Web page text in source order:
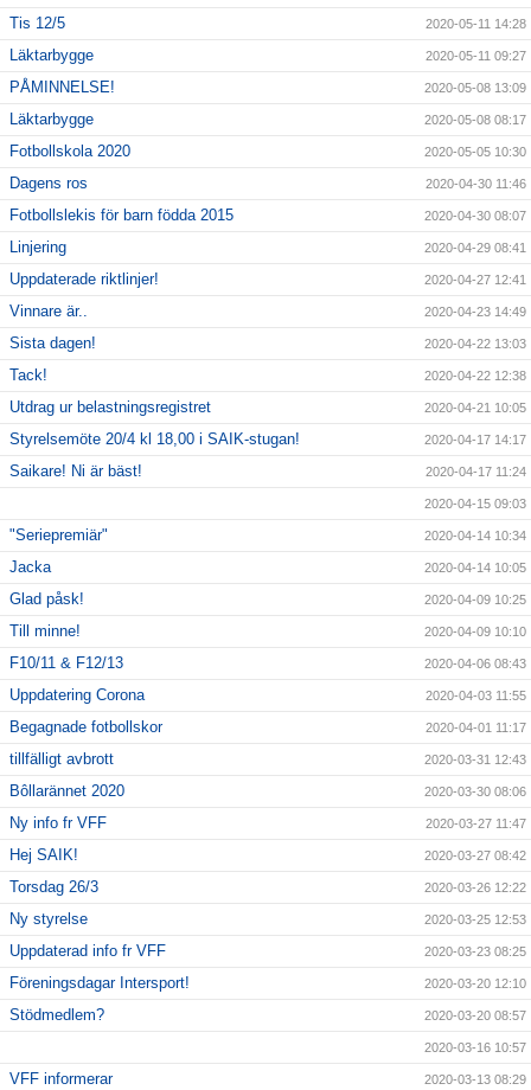
Tis 12/5
2020-05-11 14:28
Läktarbygge 2020-05-11 09:27
PÅMINNELSE! 2020-05-08 13:09
Läktarbygge 2020-05-08 08:17
Fotbollskola 2020 2020-05-05 10:30
Dagens ros 2020-04-30 11:46
Fotbollslekis för barn födda 2015 2020-04-30 08:07
Linjering 2020-04-29 08:41
Uppdaterade riktlinjer! 2020-04-27 12:41
Vinnare är.. 2020-04-23 14:49
Sista dagen! 2020-04-22 13:03
Tack! 2020-04-22 12:38
Utdrag ur belastningsregistret 2020-04-21 10:05
Styrelsemöte 20/4 kl 18,00 i SAIK-stugan! 2020-04-17 14:17
Saikare! Ni är bäst! 2020-04-17 11:24
2020-04-15 09:03
"Seriepremiär" 2020-04-14 10:34
Jacka 2020-04-14 10:05
Glad påsk! 2020-04-09 10:25
Till minne! 2020-04-09 10:10
F10/11 & F12/13 2020-04-06 08:43
Uppdatering Corona 2020-04-03 11:55
Begagnade fotbollskor 2020-04-01 11:17
tillfälligt avbrott 2020-03-31 12:43
Bôllarännet 2020 2020-03-30 08:06
Ny info fr VFF 2020-03-27 11:47
Hej SAIK! 2020-03-27 08:42
Torsdag 26/3 2020-03-26 12:22
Ny styrelse 2020-03-25 12:53
Uppdaterad info fr VFF 2020-03-23 08:25
Föreningsdagar Intersport! 2020-03-20 12:10
Stödmedlem? 2020-03-20 08:57
2020-03-16 10:57
VFF informerar 2020-03-13 08:29